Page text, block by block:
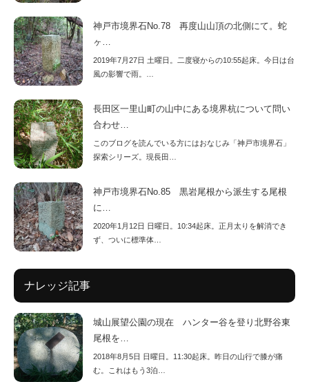
神戸市境界石No.78 再度山山頂の北側にて。蛇
ヶ…
2019年7月27日 土曜日。二度寝からの10:55起床。今日は台
風の影響で雨。…
長田区一里山町の山中にある境界杭について問い
合わせ…
このブログを読んでいる方にはおなじみ「神戸市境界石」
探索シリーズ。現長田…
神戸市境界石No.85 黒岩尾根から派生する尾根
に…
2020年1月12日 日曜日。10:34起床。正月太りを解消でき
ず、ついに標準体…
ナレッジ記事
城山展望公園の現在 ハンター谷を登り北野谷東
尾根を…
2018年8月5日 日曜日。11:30起床。昨日の山行で膝が痛
む。これはもう3泊…